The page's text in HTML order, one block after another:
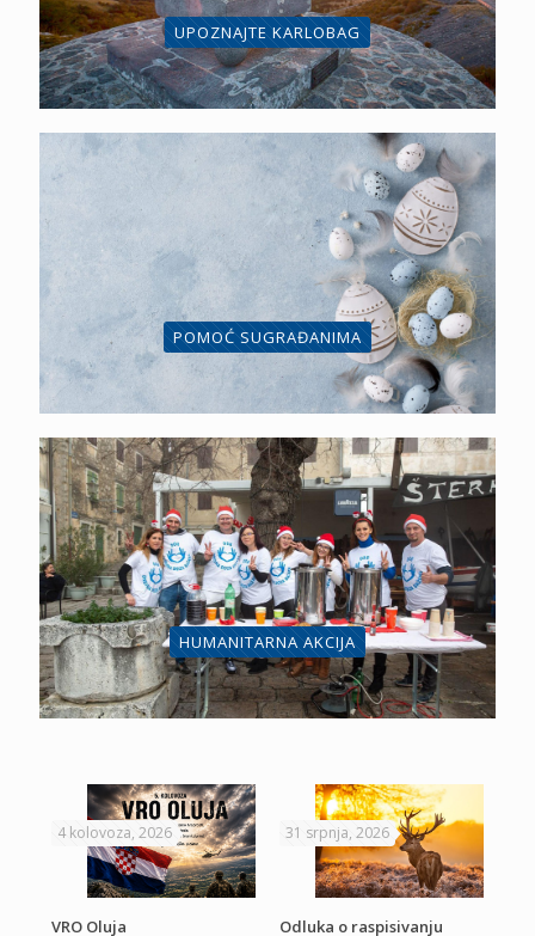
UPOZNAJTE KARLOBAG
POMOĆ SUGRAĐANIMA
HUMANITARNA AKCIJA
4 kolovoza, 2026
VRO Oluja
31 srpnja, 2026
Odluka o raspisivanju